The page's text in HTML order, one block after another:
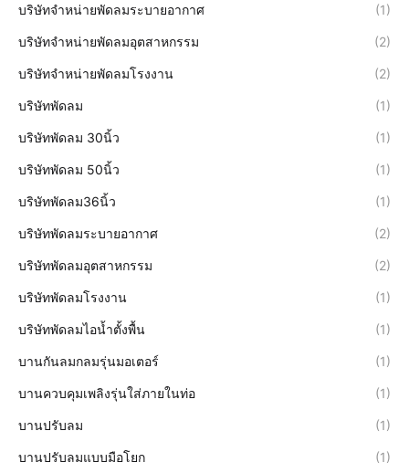
บริษัทจำหน่ายพัดลมระบายอากาศ (1)
บริษัทจำหน่ายพัดลมอุตสาหกรรม (2)
บริษัทจำหน่ายพัดลมโรงงาน (2)
บริษัทพัดลม (1)
บริษัทพัดลม 30นิ้ว (1)
บริษัทพัดลม 50นิ้ว (1)
บริษัทพัดลม36นิ้ว (1)
บริษัทพัดลมระบายอากาศ (2)
บริษัทพัดลมอุตสาหกรรม (2)
บริษัทพัดลมโรงงาน (1)
บริษัทพัดลมไอน้ำตั้งพื้น (1)
บานกันลมกลมรุ่นมอเตอร์ (1)
บานควบคุมเพลิงรุ่นใส่ภายในท่อ (1)
บานปรับลม (1)
บานปรับลมแบบมือโยก (1)